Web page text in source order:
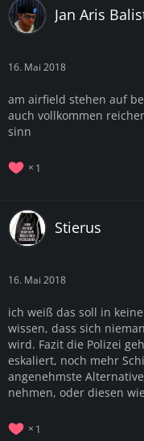
Jan Aris
16. Mai 2018
am airfield stehen auf
auch vollkommen
sinn
1
Stierus
16. Mai 2018
ich weiß das soll in
wissen, dass sich
wird. Fazit die Polizei
eskaliert, noch mehr
angenehmste
nehmen, oder diesen
1